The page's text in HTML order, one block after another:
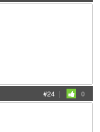
#24 | 0